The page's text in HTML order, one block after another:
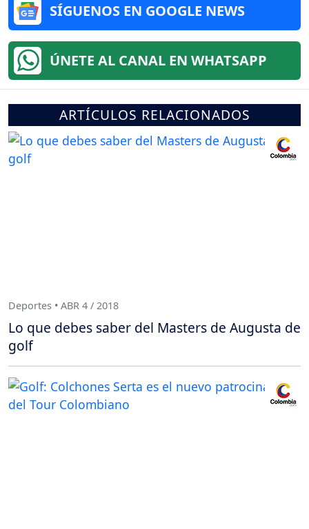
SÍGUENOS EN GOOGLE NEWS
ÚNETE AL CANAL EN WHATSAPP
ARTÍCULOS RELACIONADOS
Deportes • ABR 4 / 2018
Lo que debes saber del Masters de Augusta de
golf